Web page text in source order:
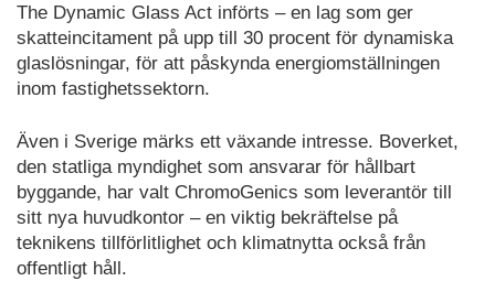
The Dynamic Glass Act införts – en lag som ger
skatteincitament på upp till 30 procent för dynamiska
glaslösningar, för att påskynda energiomställningen
inom fastighetssektorn.
Även i Sverige märks ett växande intresse. Boverket,
den statliga myndighet som ansvarar för hållbart
byggande, har valt ChromoGenics som leverantör till
sitt nya huvudkontor – en viktig bekräftelse på
teknikens tillförlitlighet och klimatnytta också från
offentligt håll.